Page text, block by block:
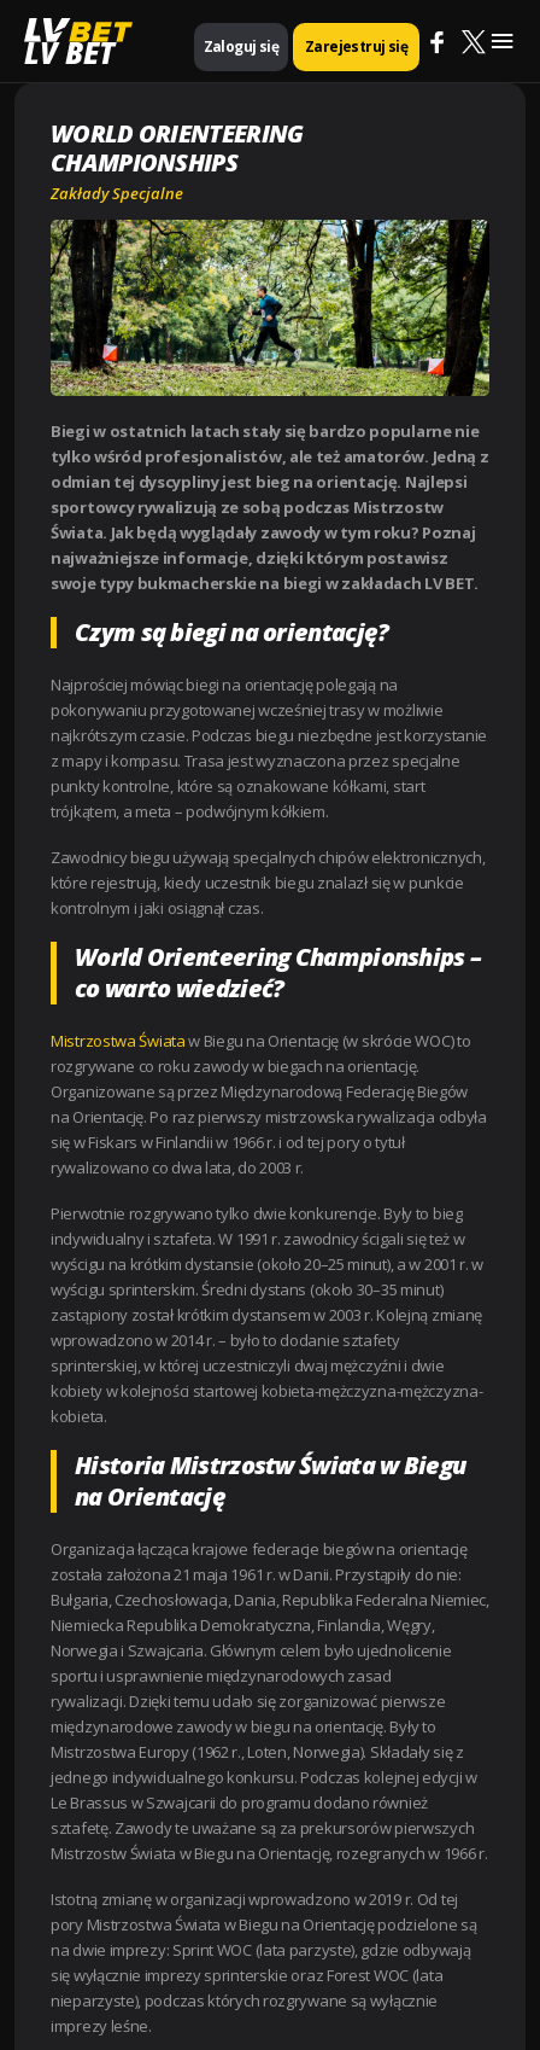
LV BET Zaloguj się Zarejestruj się
Strona główna Zakłady Specjalne World Orienteering Championships
WORLD ORIENTEERING
CHAMPIONSHIPS
Zakłady Specjalne
Biegi w ostatnich latach stały się bardzo popularne nie
tylko wśród profesjonalistów, ale też amatorów. Jedną z
odmian tej dyscypliny jest bieg na orientację. Najlepsi
sportowcy rywalizują ze sobą podczas Mistrzostw
Świata. Jak będą wyglądały zawody w tym roku? Poznaj
najważniejsze informacje, dzięki którym postawisz
swoje typy bukmacherskie na biegi w zakładach LV BET.
Czym są biegi na orientację?
Najprościej mówiąc biegi na orientację polegają na
pokonywaniu przygotowanej wcześniej trasy w możliwie
najkrótszym czasie. Podczas biegu niezbędne jest korzystanie
z mapy i kompasu. Trasa jest wyznaczona przez specjalne
punkty kontrolne, które są oznakowane kółkami, start
trójkątem, a meta – podwójnym kółkiem.
Zawodnicy biegu używają specjalnych chipów elektronicznych,
które rejestrują, kiedy uczestnik biegu znalazł się w punkcie
kontrolnym i jaki osiągnął czas.
World Orienteering Championships –
co warto wiedzieć?
Mistrzostwa Świataw Biegu na Orientację (w skrócie WOC) to
rozgrywane co roku zawody w biegach na orientację.
Organizowane są przez Międzynarodową Federację Biegów
na Orientację. Po raz pierwszy mistrzowska rywalizacja odbyła
się w Fiskars w Finlandii w 1966 r. i od tej pory o tytuł
rywalizowano co dwa lata, do 2003 r.
Pierwotnie rozgrywano tylko dwie konkurencje. Były to bieg
indywidualny i sztafeta. W 1991 r. zawodnicy ścigali się też w
wyścigu na krótkim dystansie (około 20–25 minut), a w 2001 r. w
wyścigu sprinterskim. Średni dystans (około 30–35 minut)
zastąpiony został krótkim dystansem w 2003 r. Kolejną zmianę
wprowadzono w 2014 r. – było to dodanie sztafety
sprinterskiej, w której uczestniczyli dwaj mężczyźni i dwie
kobiety w kolejności startowej kobieta-mężczyzna-mężczyzna-
kobieta.
Historia Mistrzostw Świata w Biegu
na Orientację
Organizacja łącząca krajowe federacje biegów na orientację
została założona 21 maja 1961 r. w Danii. Przystąpiły do nie:
Bułgaria, Czechosłowacja, Dania, Republika Federalna Niemiec,
Niemiecka Republika Demokratyczna, Finlandia, Węgry,
Norwegia i Szwajcaria. Głównym celem było ujednolicenie
sportu i usprawnienie międzynarodowych zasad
rywalizacji. Dzięki temu udało się zorganizować pierwsze
międzynarodowe zawody w biegu na orientację. Były to
Mistrzostwa Europy (1962 r., Loten, Norwegia). Składały się z
jednego indywidualnego konkursu. Podczas kolejnej edycji w
Le Brassus w Szwajcarii do programu dodano również
sztafetę. Zawody te uważane są za prekursorów pierwszych
Mistrzostw Świata w Biegu na Orientację, rozegranych w 1966 r.
Istotną zmianę w organizacji wprowadzono w 2019 r. Od tej
pory Mistrzostwa Świata w Biegu na Orientację podzielone są
na dwie imprezy: Sprint WOC (lata parzyste), gdzie odbywają
się wyłącznie imprezy sprinterskie oraz Forest WOC (lata
nieparzyste), podczas których rozgrywane są wyłącznie
imprezy leśne.